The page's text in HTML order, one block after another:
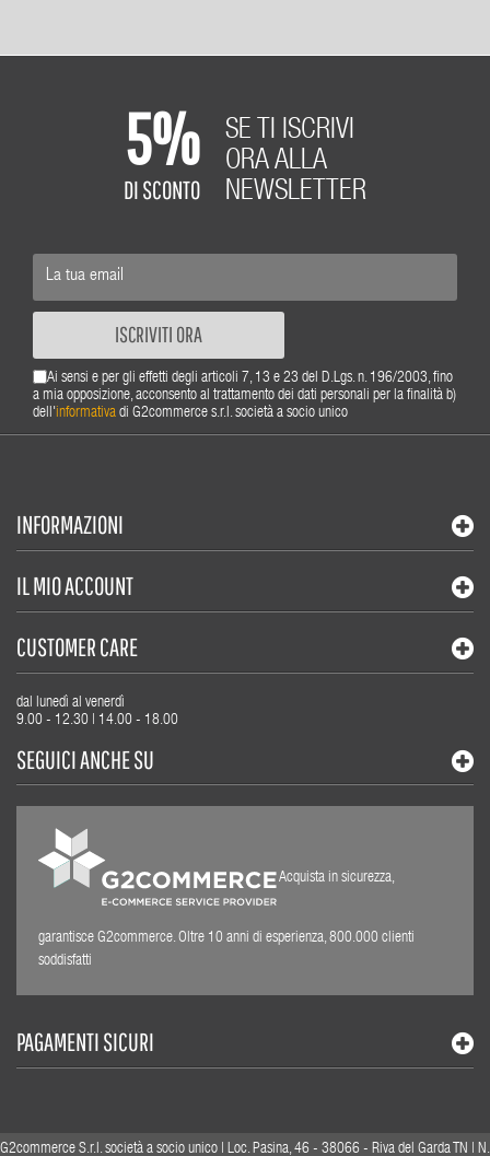
5%
DI SCONTO
SE TI ISCRIVI
ORA ALLA
NEWSLETTER
ISCRIVITI ORA
Ai sensi e per gli effetti degli articoli 7, 13 e 23 del D.Lgs. n. 196/2003, fino
a mia opposizione, acconsento al trattamento dei dati personali per la finalità b)
dell'informativa di G2commerce s.r.l. società a socio unico
INFORMAZIONI
IL MIO ACCOUNT
CUSTOMER CARE
dal lunedì al venerdì
9.00 - 12.30 | 14.00 - 18.00
SEGUICI ANCHE SU
Acquista in sicurezza,
garantisce G2commerce. Oltre 10 anni di esperienza, 800.000 clienti
soddisfatti
PAGAMENTI SICURI
G2commerce S.r.l. società a socio unico | Loc. Pasina, 46 - 38066 - Riva del Garda TN | N.